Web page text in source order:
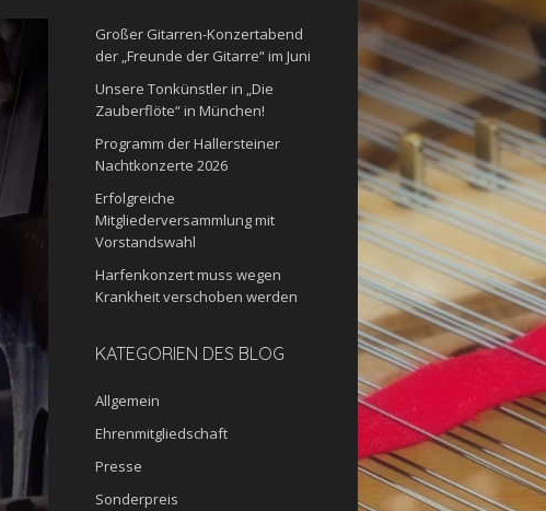
Großer Gitarren-Konzertabend
der „Freunde der Gitarre“ im Juni
Unsere Tonkünstler in „Die
Zauberflöte“ in München!
Programm der Hallersteiner
Nachtkonzerte 2026
Erfolgreiche
Mitgliederversammlung mit
Vorstandswahl
Harfenkonzert muss wegen
Krankheit verschoben werden
KATEGORIEN DES BLOG
Allgemein
Ehrenmitgliedschaft
Presse
Sonderpreis